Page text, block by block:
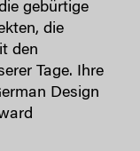
gebürtige
die
den
Tage. Ihre
Design